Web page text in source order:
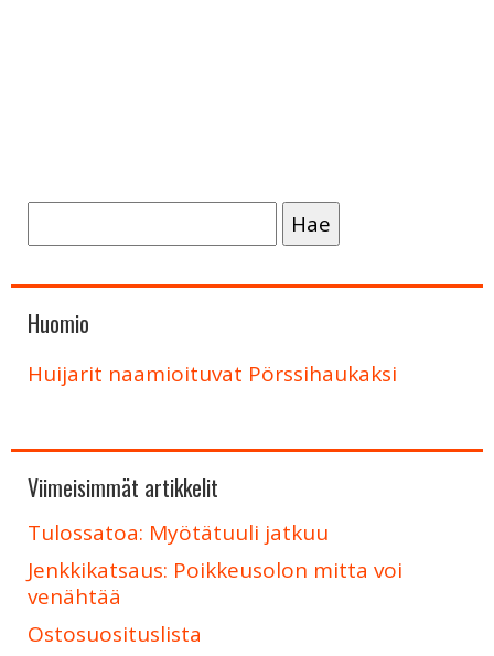
Huomio
Huijarit naamioituvat Pörssihaukaksi
Viimeisimmät artikkelit
Tulossatoa: Myötätuuli jatkuu
Jenkkikatsaus: Poikkeusolon mitta voi
venähtää
Ostosuosituslista